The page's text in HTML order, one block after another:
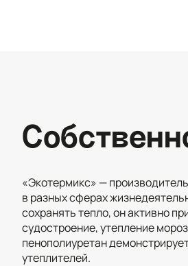
«Экотермикс» —
в разных сферах
сохранять тепло, он активно
судостроение, утепление
пенополиуретан
утеплителей.